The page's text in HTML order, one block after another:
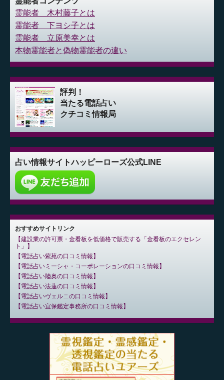
霊能者 木村藤子とは
霊能者 下ヨシ子とは
霊能者 立原美幸とは
本物霊能者と偽物霊能者の違い
評判！
当たる電話占い
クチコミ情報局
占い情報サイトハッピーローズ公式LINE
おすすめサイトリンク
建設業の許可票・金看板を低価格で販売する「金看板のエクセレン
ト」
電話占い紫苑の口コミ情報
電話占いミーシャ・コーポレーションの口コミ情報
電話占い陸奥の口コミ情報
電話占い法蓮の口コミ情報
電話占いヴェルニの口コミ情報
電話占い宜保鑑定事務所の口コミ情報